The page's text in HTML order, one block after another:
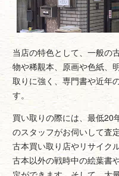
当店の特色として、一般の
物や稀覯本、原画や色紙、
取りに強く、専門書や近年
す。
買い取りの際には、最低20
のスタッフがお伺いして査
古本買い取り店やリサイク
古本以外の戦時中の絵葉書